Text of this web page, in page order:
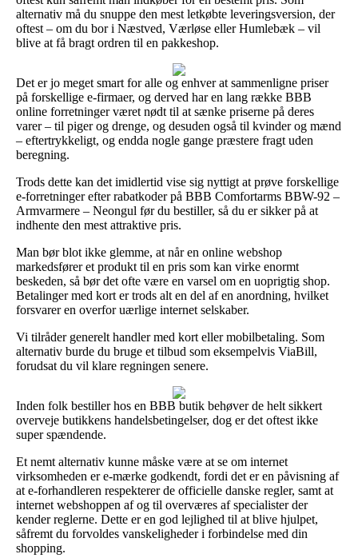
alternativ må du snuppe den mest letkøbte leveringsversion, der
oftest – om du bor i Næstved, Værløse eller Humlebæk – vil
blive at få bragt ordren til en pakkeshop.
Det er jo meget smart for alle og enhver at sammenligne priser
på forskellige e-firmaer, og derved har en lang række BBB
online forretninger været nødt til at sænke priserne på deres
varer – til piger og drenge, og desuden også til kvinder og mænd
– eftertrykkeligt, og endda nogle gange præstere fragt uden
beregning.
Trods dette kan det imidlertid vise sig nyttigt at prøve forskellige
e-forretninger efter rabatkoder på BBB Comfortarms BBW-92 –
Armvarmere – Neongul før du bestiller, så du er sikker på at
indhente den mest attraktive pris.
Man bør blot ikke glemme, at når en online webshop
markedsfører et produkt til en pris som kan virke enormt
beskeden, så bør det ofte være en varsel om en uoprigtig shop.
Betalinger med kort er trods alt en del af en anordning, hvilket
forsvarer en overfor uærlige internet selskaber.
Vi tilråder generelt handler med kort eller mobilbetaling. Som
alternativ burde du bruge et tilbud som eksempelvis ViaBill,
forudsat du vil klare regningen senere.
Inden folk bestiller hos en BBB butik behøver de helt sikkert
overveje butikkens handelsbetingelser, dog er det oftest ikke
super spændende.
Et nemt alternativ kunne måske være at se om internet
virksomheden er e-mærke godkendt, fordi det er en påvisning af
at e-forhandleren respekterer de officielle danske regler, samt at
internet webshoppen af og til overværes af specialister der
kender reglerne. Dette er en god lejlighed til at blive hjulpet,
såfremt du forvoldes vanskeligheder i forbindelse med din
shopping.